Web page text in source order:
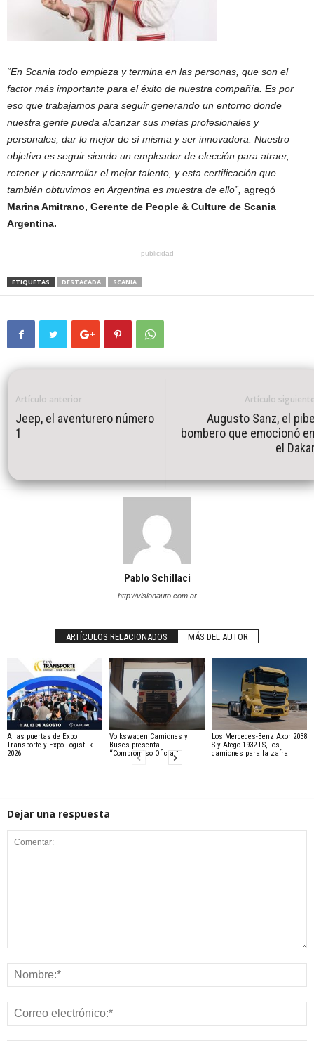
“En Scania todo empieza y termina en las personas, que son el
factor más importante para el éxito de nuestra compañía. Es por
eso que trabajamos para seguir generando un entorno donde
nuestra gente pueda alcanzar sus metas profesionales y
personales, dar lo mejor de sí misma y ser innovadora. Nuestro
objetivo es seguir siendo un empleador de elección para atraer,
retener y desarrollar el mejor talento, y esta certificación que
también obtuvimos en Argentina es muestra de ello”, agregó
Marina Amitrano, Gerente de People & Culture de Scania
Argentina.
publicidad
ETIQUETAS DESTACADA SCANIA
Artículo anterior
Jeep, el aventurero número
1
Artículo
Augusto Sanz, el
bombero que emocionó
el
Pablo Schillaci
http://visionauto.com.ar
ARTÍCULOS RELACIONADOS MÁS DEL AUTOR
A las puertas de Expo
Transporte y Expo Logisti-k
2026
Volkswagen Camiones y
Buses presenta
“Compromiso Oficial”
Los Mercedes-Benz Axor 2038
S y Atego 1932 LS, los
camiones para la zafra
Dejar una respuesta